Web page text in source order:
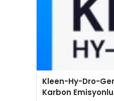
Kleen-Hy-Dro-
Karbon